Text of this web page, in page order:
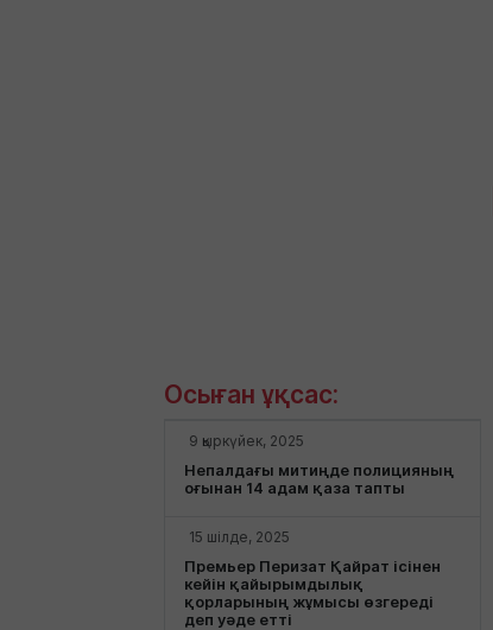
Осыған ұқсас:
9 қыркүйек, 2025
Непалдағы митиңде полицияның
оғынан 14 адам қаза тапты
15 шілде, 2025
Премьер Перизат Қайрат ісінен
кейін қайырымдылық
қорларының жұмысы өзгереді
деп уәде етті